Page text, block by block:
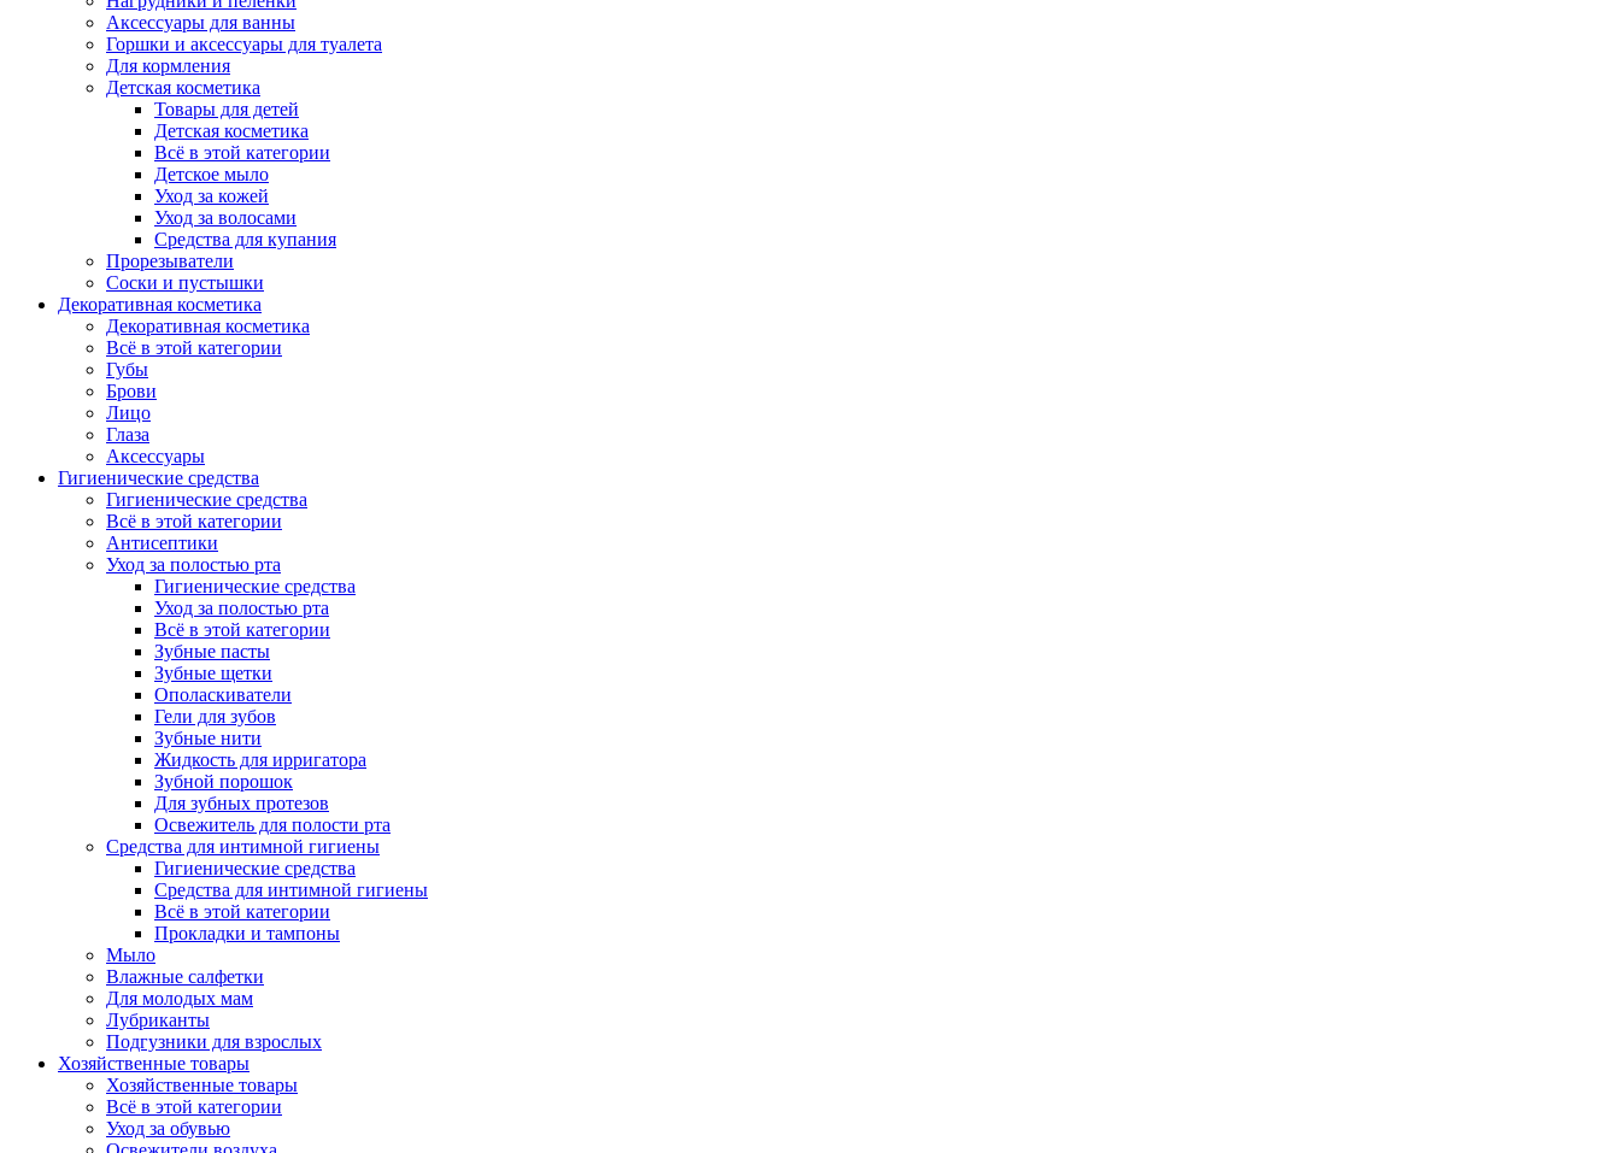
Аксессуары для ванны
Горшки и аксессуары для туалета
Для кормления
Детская косметика
Товары для детей
Детская косметика
Всё в этой категории
Детское мыло
Уход за кожей
Уход за волосами
Средства для купания
Прорезыватели
Соски и пустышки
Декоративная косметика
Декоративная косметика
Всё в этой категории
Губы
Брови
Лицо
Глаза
Аксессуары
Гигиенические средства
Гигиенические средства
Всё в этой категории
Антисептики
Уход за полостью рта
Гигиенические средства
Уход за полостью рта
Всё в этой категории
Зубные пасты
Зубные щетки
Ополаскиватели
Гели для зубов
Зубные нити
Жидкость для ирригатора
Зубной порошок
Для зубных протезов
Освежитель для полости рта
Средства для интимной гигиены
Гигиенические средства
Средства для интимной гигиены
Всё в этой категории
Прокладки и тампоны
Мыло
Влажные салфетки
Для молодых мам
Лубриканты
Подгузники для взрослых
Хозяйственные товары
Хозяйственные товары
Всё в этой категории
Уход за обувью